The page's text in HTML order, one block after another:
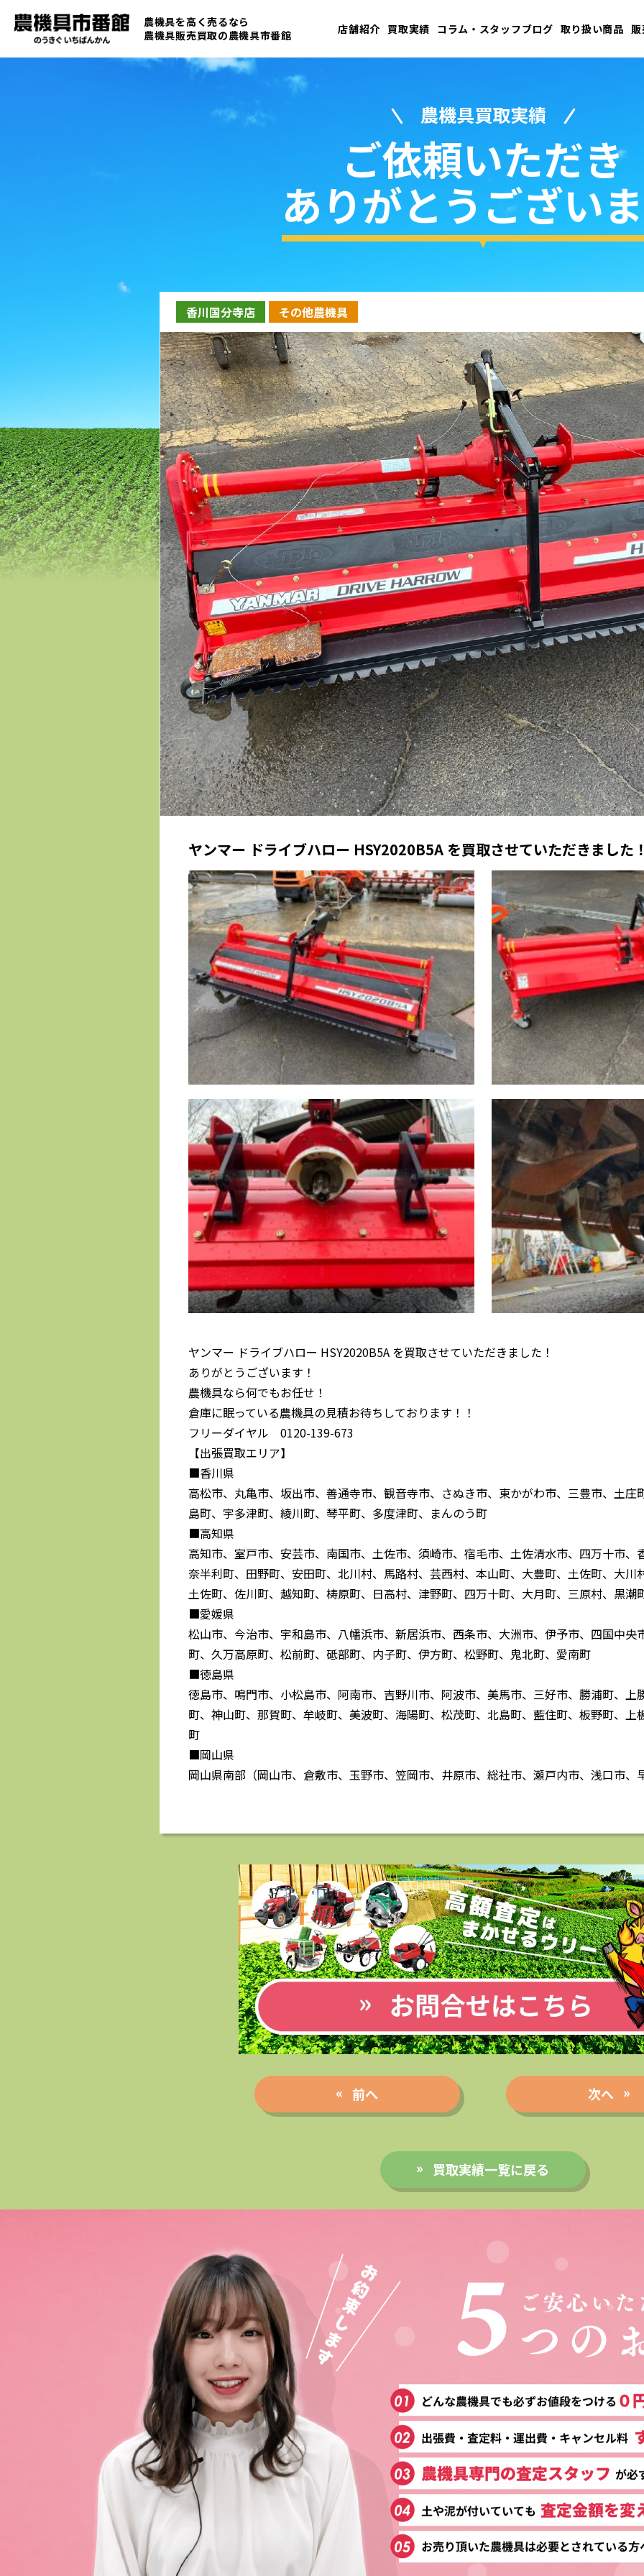
農機具を高く売るなら
農機具販売買取の農機具市番館 店舗紹介 買取実績 コラム・スタッフブログ 取り扱い商品
農機具買取実績
ご依頼いただき
ありがとうござい
香川国分寺店 その他農機具
ヤンマー ドライブハロー HSY2020B5A を買取させていただきました
ヤンマー ドライブハロー HSY2020B5A を買取させていただきました！
ありがとうございます！
農機具なら何でもお任せ！
倉庫に眠っている農機具の見積お待ちしております！！
フリーダイヤル 0120-139-673
【出張買取エリア】
■香川県
高松市、丸亀市、坂出市、善通寺市、観音寺市、さぬき市、東かがわ市、三豊市、土庄
島町、宇多津町、綾川町、琴平町、多度津町、まんのう町
■高知県
高知市、室戸市、安芸市、南国市、土佐市、須崎市、宿毛市、土佐清水市、四万十市、
奈半利町、田野町、安田町、北川村、馬路村、芸西村、本山町、大豊町、土佐町、大川
土佐町、佐川町、越知町、梼原町、日高村、津野町、四万十町、大月町、三原村、黒潮
■愛媛県
松山市、今治市、宇和島市、八幡浜市、新居浜市、西条市、大洲市、伊予市、四国中央
町、久万高原町、松前町、砥部町、内子町、伊方町、松野町、鬼北町、愛南町
■徳島県
徳島市、鳴門市、小松島市、阿南市、吉野川市、阿波市、美馬市、三好市、勝浦町、上
町、神山町、那賀町、牟岐町、美波町、海陽町、松茂町、北島町、藍住町、板野町、上
町
■岡山県
岡山県南部（岡山市、倉敷市、玉野市、笠岡市、井原市、総社市、瀬戸内市、浅口市、
前へ 次へ
買取実績一覧に戻る